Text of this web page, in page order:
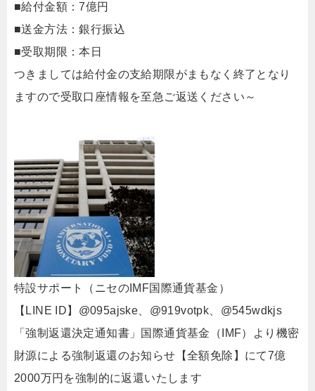
■給付金額：7億円
■送金方法：銀行振込
■受取期限：本日
つきましては給付金の支給期限がまもなく終了となり
ますので受取口座情報を至急ご返送ください～
特設サポート（ニセのIMF国際通貨基金）
【LINE ID】@095ajske、@919votpk、@545wdkjs
「強制返還決定通知書」国際通貨基金（IMF）より機密
財源による強制返還のお知らせ【全額免除】にて7億
2000万円を強制的に返還いたします